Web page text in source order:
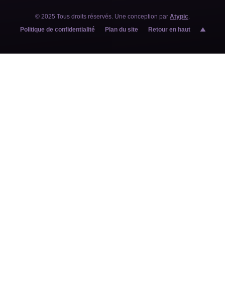
© 2025 Tous droits réservés. Une conception par Atypic.
Politique de confidentialité
Plan du site Retour en haut